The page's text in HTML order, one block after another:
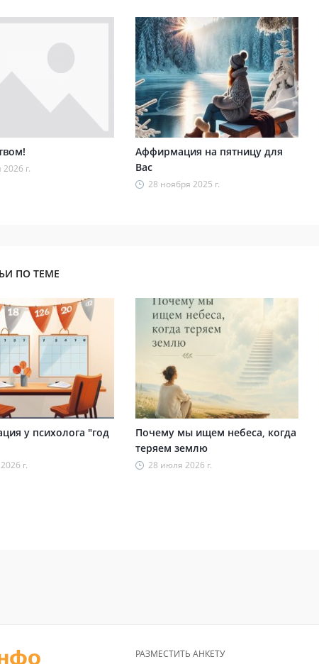
г.
Аффирмация на пятницу для
Вас
28 ноября 2025 г.
ПО ТЕМЕ
у психолога "год
г.
Почему мы ищем небеса, когда
теряем землю
28 июля 2026 г.
РАЗМЕСТИТЬ АНКЕТУ